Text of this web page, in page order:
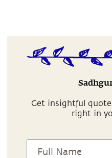
Get insightful
right in